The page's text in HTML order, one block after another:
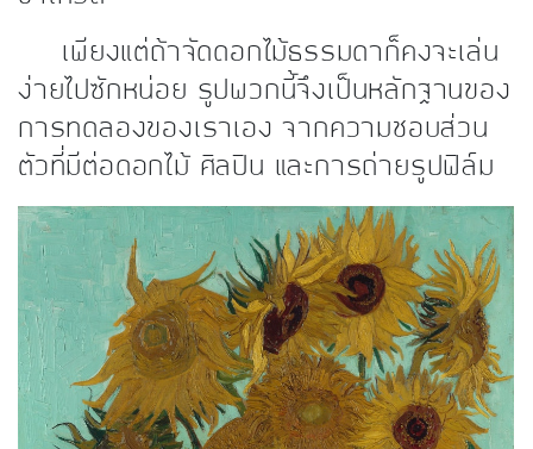
เพียงแต่ถ้าจัดดอกไม้ธรรมดาก็คงจะเล่น
ง่ายไปซักหน่อย รูปพวกนี้จึงเป็นหลักฐานของ
การทดลองของเราเอง จากความชอบส่วน
ตัวที่มีต่อดอกไม้ ศิลปิน และการถ่ายรูปฟิล์ม